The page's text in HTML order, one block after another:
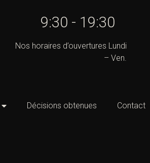
9:30 - 19:30
Nos horaires d’ouvertures Lundi
– Ven.
Décisions obtenues Contact